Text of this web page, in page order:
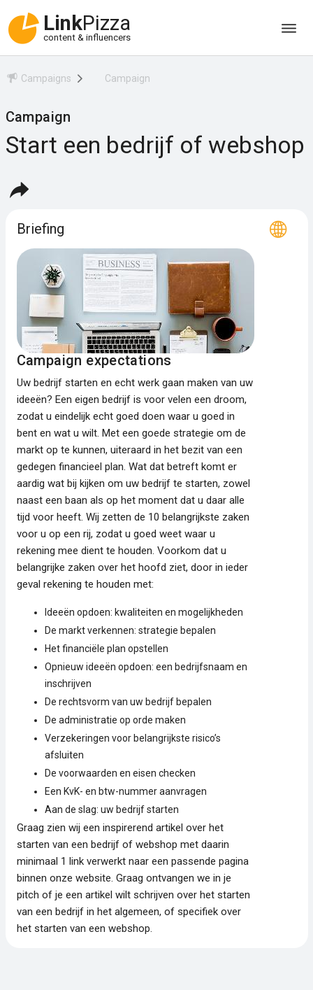
LinkPizza
content & influencers
Campaigns Campaign
Campaign
Start een bedrijf of webshop
Briefing
Campaign expectations
Uw bedrijf starten en echt werk gaan maken van uw
ideeën? Een eigen bedrijf is voor velen een droom,
zodat u eindelijk echt goed doen waar u goed in
bent en wat u wilt. Met een goede strategie om de
markt op te kunnen, uiteraard in het bezit van een
gedegen financieel plan. Wat dat betreft komt er
aardig wat bij kijken om uw bedrijf te starten, zowel
naast een baan als op het moment dat u daar alle
tijd voor heeft. Wij zetten de 10 belangrijkste zaken
voor u op een rij, zodat u goed weet waar u
rekening mee dient te houden. Voorkom dat u
belangrijke zaken over het hoofd ziet, door in ieder
geval rekening te houden met:
Ideeën opdoen: kwaliteiten en mogelijkheden
De markt verkennen: strategie bepalen
Het financiële plan opstellen
Opnieuw ideeën opdoen: een bedrijfsnaam en
inschrijven
De rechtsvorm van uw bedrijf bepalen
De administratie op orde maken
Verzekeringen voor belangrijkste risico’s
afsluiten
De voorwaarden en eisen checken
Een KvK- en btw-nummer aanvragen
Aan de slag: uw bedrijf starten
Graag zien wij een inspirerend artikel over het
starten van een bedrijf of webshop met daarin
minimaal 1 link verwerkt naar een passende pagina
binnen onze website. Graag ontvangen we in je
pitch of je een artikel wilt schrijven over het starten
van een bedrijf in het algemeen, of specifiek over
het starten van een webshop.